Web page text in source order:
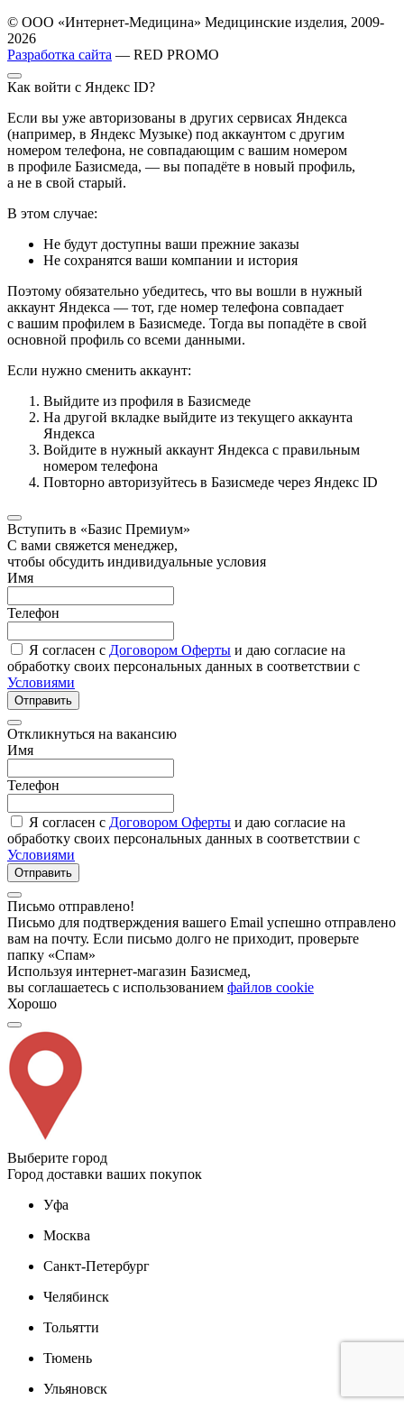
© ООО «Интернет-Медицина» Медицинские изделия, 2009-
2026
Разработка сайта — RED PROMO
Как войти с Яндекс ID?
Если вы уже авторизованы в других сервисах Яндекса
(например, в Яндекс Музыке) под аккаунтом с другим
номером телефона, не совпадающим с вашим номером
в профиле Базисмеда, — вы попадёте в новый профиль,
а не в свой старый.
В этом случае:
Не будут доступны ваши прежние заказы
Не сохранятся ваши компании и история
Поэтому обязательно убедитесь, что вы вошли в нужный
аккаунт Яндекса — тот, где номер телефона совпадает
с вашим профилем в Базисмеде. Тогда вы попадёте в свой
основной профиль со всеми данными.
Если нужно сменить аккаунт:
Выйдите из профиля в Базисмеде
На другой вкладке выйдите из текущего аккаунта
Яндекса
Войдите в нужный аккаунт Яндекса с правильным
номером телефона
Повторно авторизуйтесь в Базисмеде через Яндекс ID
Вступить в «Базис Премиум»
С вами свяжется менеджер,
чтобы обсудить индивидуальные условия
Имя
Телефон
Я согласен с Договором Оферты и даю согласие на
обработку своих персональных данных в соответствии с
Условиями
Отправить
Откликнуться на вакансию
Имя
Телефон
Я согласен с Договором Оферты и даю согласие на
обработку своих персональных данных в соответствии с
Условиями
Отправить
Письмо отправлено!
Письмо для подтверждения вашего Email успешно отправлено
вам на почту. Если письмо долго не приходит, проверьте
папку «Спам»
Используя интернет-магазин Базисмед,
вы соглашаетесь с использованием файлов cookie
Хорошо
Выберите город
Город доставки ваших покупок
Уфа
Москва
Санкт-Петербург
Челябинск
Тольятти
Тюмень
Ульяновск